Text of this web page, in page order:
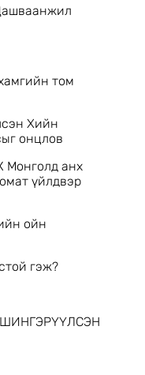
том
Хийн
онцлов
Монголд анх
үйлдвэр
ойн
гэж?
ШИНГЭРҮҮЛСЭН